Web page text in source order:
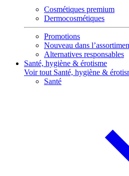
Cosmétiques premium
Dermocosmétiques
Promotions
Nouveau dans
Alternatives responsables
Santé, hygiène & érotisme
Voir tout Santé, hygiène &
Santé